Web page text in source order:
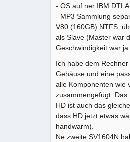
- OS auf ner IBM
- MP3 Sammlung
V80 (160GB) NTFS,
als Slave (Master war
Geschwindigkeit war ja
Ich habe dem
Gehäuse und eine
alle Komponenten wie
zusammengefügt. Das
HD ist auch das
dass HD jetzt etwas
handwarm).
Ne zweite SV1604N